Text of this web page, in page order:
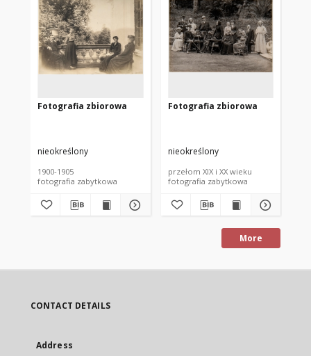
Fotografia zbiorowa
nieokreślony
1900-1905
fotografia zabytkowa
Fotografia zbiorowa
nieokreślony
przełom XIX i XX wieku
fotografia zabytkowa
More
CONTACT DETAILS
Address